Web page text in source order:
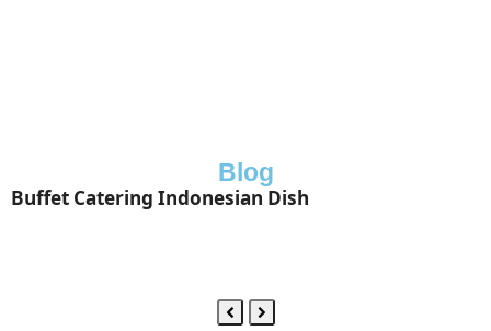
Blog
Buffet Catering Indonesian Dish